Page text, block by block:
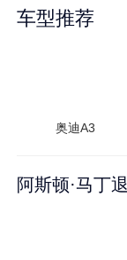
车型推荐
奥迪A3
阿斯顿·马丁